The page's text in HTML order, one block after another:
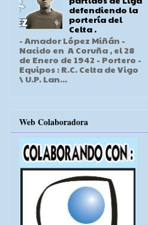
defendiendo la
portería del
Celta .
- Amador López Miñán -
Nacido en A Coruña , el 28
de Enero de 1942 - Portero -
Equipos : R.C. Celta de Vigo
\ U.P. Lan...
Web Colaboradora